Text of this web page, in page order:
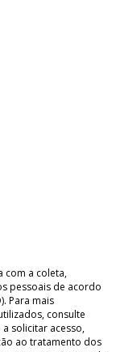
com a coleta,
pessoais de acordo
Para mais
consulte
solicitar acesso,
ao tratamento dos